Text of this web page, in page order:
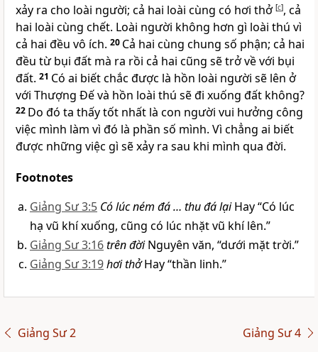
xảy ra cho loài người; cả hai loài cùng có hơi thở [c], cả
hai loài cùng chết. Loài người không hơn gì loài thú vì
cả hai đều vô ích. 20 Cả hai cùng chung số phận; cả hai
đều từ bụi đất mà ra rồi cả hai cũng sẽ trở về với bụi
đất. 21 Có ai biết chắc được là hồn loài người sẽ lên ở
với Thượng Đế và hồn loài thú sẽ đi xuống đất không?
22 Do đó ta thấy tốt nhất là con người vui hưởng công
việc mình làm vì đó là phần số mình. Vì chẳng ai biết
được những việc gì sẽ xảy ra sau khi mình qua đời.
Footnotes
Giảng Sư 3:5 Có lúc ném đá … thu đá lạiHay “Có lúc
hạ vũ khí xuống, cũng có lúc nhặt vũ khí lên.”
Giảng Sư 3:16trên đờiNguyên văn, “dưới mặt trời.”
Giảng Sư 3:19hơi thởHay “thần linh.”
Giảng Sư 2 Giảng Sư 4